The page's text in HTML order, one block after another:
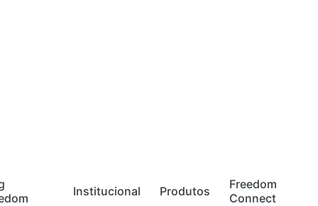
Institucional Produtos
Freedom
Connect